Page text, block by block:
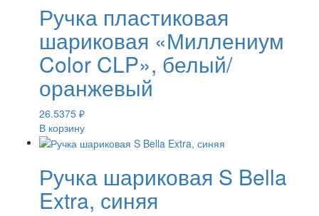
Ручка пластиковая
шариковая «Миллениум
Color CLP», белый/
оранжевый
26.5375 ₽
В корзину
Ручка шариковая S Bella
Extra, синяя